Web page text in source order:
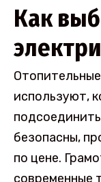
Как
используют,
безопасны,
по цене.
современные